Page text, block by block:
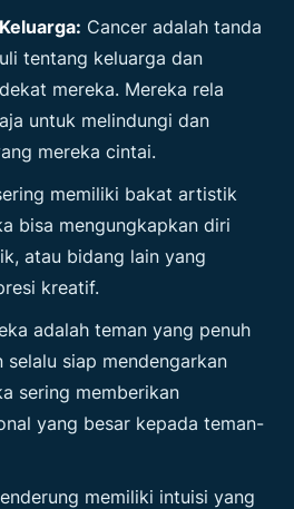
Cancer adalah tanda
tentang keluarga dan
mereka. Mereka rela
untuk melindungi dan
mereka cintai.
memiliki bakat artistik
bisa mengungkapkan diri
atau bidang lain yang
kreatif.
adalah teman yang penuh
selalu siap mendengarkan
sering memberikan
yang besar kepada teman-
memiliki intuisi yang